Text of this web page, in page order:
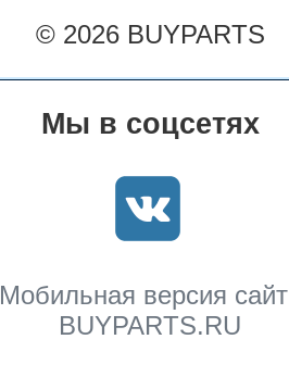
© 2026 BUYPARTS
Мы в соцсетях
Мобильная версия
BUYPARTS.RU